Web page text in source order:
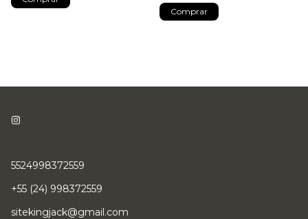
Comprar
5524998372559
+55 (24) 998372559
sitekingjack@gmail.com